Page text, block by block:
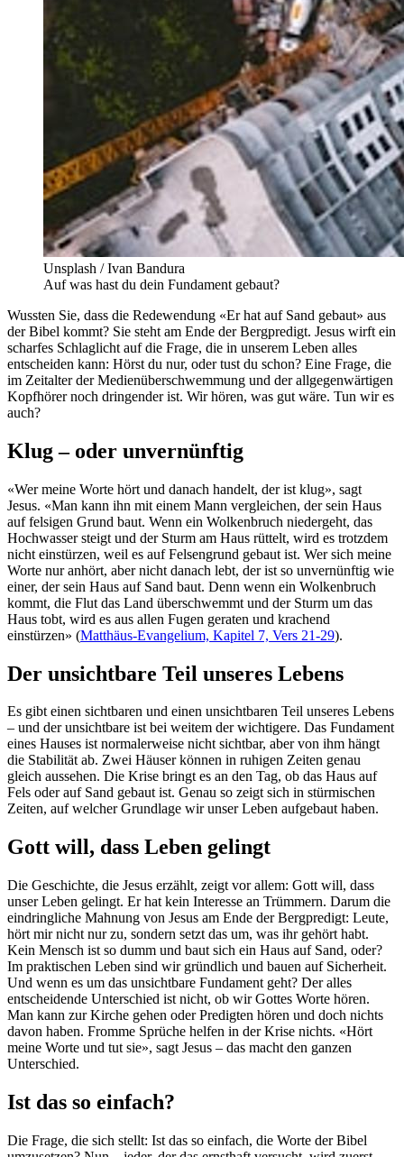
Unsplash / Ivan Bandura
Auf was hast du dein Fundament gebaut?
Wussten Sie, dass die Redewendung «Er hat auf Sand gebaut» aus
der Bibel kommt? Sie steht am Ende der Bergpredigt. Jesus wirft ein
scharfes Schlaglicht auf die Frage, die in unserem Leben alles
entscheiden kann: Hörst du nur, oder tust du schon? Eine Frage, die
im Zeitalter der Medienüberschwemmung und der allgegenwärtigen
Kopfhörer noch dringender ist. Wir hören, was gut wäre. Tun wir es
auch?
Klug – oder unvernünftig
«Wer meine Worte hört und danach handelt, der ist klug», sagt
Jesus. «Man kann ihn mit einem Mann vergleichen, der sein Haus
auf felsigen Grund baut. Wenn ein Wolkenbruch niedergeht, das
Hochwasser steigt und der Sturm am Haus rüttelt, wird es trotzdem
nicht einstürzen, weil es auf Felsengrund gebaut ist. Wer sich meine
Worte nur anhört, aber nicht danach lebt, der ist so unvernünftig wie
einer, der sein Haus auf Sand baut. Denn wenn ein Wolkenbruch
kommt, die Flut das Land überschwemmt und der Sturm um das
Haus tobt, wird es aus allen Fugen geraten und krachend
einstürzen» (Matthäus-Evangelium, Kapitel 7, Vers 21-29).
Der unsichtbare Teil unseres Lebens
Es gibt einen sichtbaren und einen unsichtbaren Teil unseres Lebens
– und der unsichtbare ist bei weitem der wichtigere. Das Fundament
eines Hauses ist normalerweise nicht sichtbar, aber von ihm hängt
die Stabilität ab. Zwei Häuser können in ruhigen Zeiten genau
gleich aussehen. Die Krise bringt es an den Tag, ob das Haus auf
Fels oder auf Sand gebaut ist. Genau so zeigt sich in stürmischen
Zeiten, auf welcher Grundlage wir unser Leben aufgebaut haben.
Gott will, dass Leben gelingt
Die Geschichte, die Jesus erzählt, zeigt vor allem: Gott will, dass
unser Leben gelingt. Er hat kein Interesse an Trümmern. Darum die
eindringliche Mahnung von Jesus am Ende der Bergpredigt: Leute,
hört mir nicht nur zu, sondern setzt das um, was ihr gehört habt.
Kein Mensch ist so dumm und baut sich ein Haus auf Sand, oder?
Im praktischen Leben sind wir gründlich und bauen auf Sicherheit.
Und wenn es um das unsichtbare Fundament geht? Der alles
entscheidende Unterschied ist nicht, ob wir Gottes Worte hören.
Man kann zur Kirche gehen oder Predigten hören und doch nichts
davon haben. Fromme Sprüche helfen in der Krise nichts. «Hört
meine Worte und tut sie», sagt Jesus – das macht den ganzen
Unterschied.
Ist das so einfach?
Die Frage, die sich stellt: Ist das so einfach, die Worte der Bibel